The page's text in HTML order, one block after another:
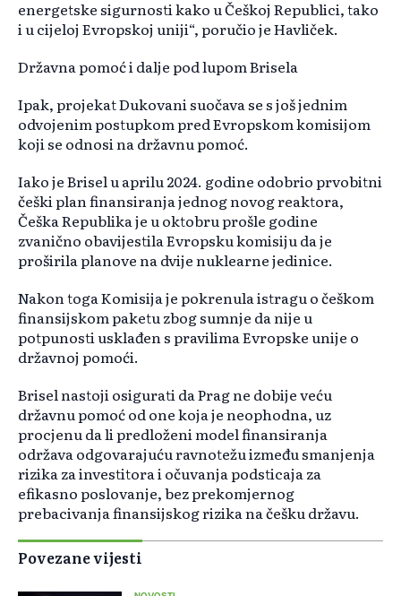
energetske sigurnosti kako u Češkoj Republici, tako
i u cijeloj Evropskoj uniji“, poručio je Havliček.
Državna pomoć i dalje pod lupom Brisela
Ipak, projekat Dukovani suočava se s još jednim
odvojenim postupkom pred Evropskom komisijom
koji se odnosi na državnu pomoć.
Iako je Brisel u aprilu 2024. godine odobrio prvobitni
češki plan finansiranja jednog novog reaktora,
Češka Republika je u oktobru prošle godine
zvanično obavijestila Evropsku komisiju da je
proširila planove na dvije nuklearne jedinice.
Nakon toga Komisija je pokrenula istragu o češkom
finansijskom paketu zbog sumnje da nije u
potpunosti usklađen s pravilima Evropske unije o
državnoj pomoći.
Brisel nastoji osigurati da Prag ne dobije veću
državnu pomoć od one koja je neophodna, uz
procjenu da li predloženi model finansiranja
održava odgovarajuću ravnotežu između smanjenja
rizika za investitora i očuvanja podsticaja za
efikasno poslovanje, bez prekomjernog
prebacivanja finansijskog rizika na češku državu.
Povezane vijesti